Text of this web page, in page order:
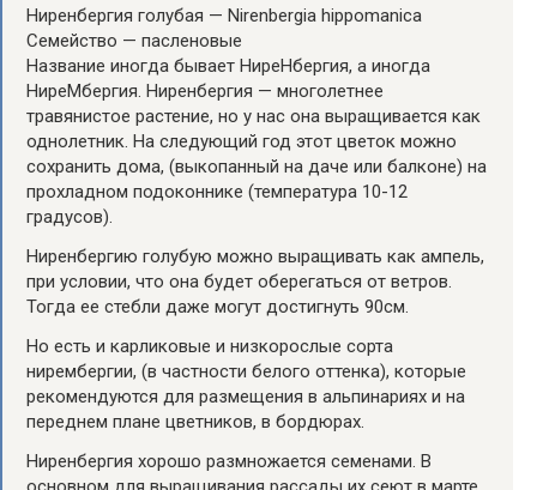
Ниренбергия голубая — Nirenbergia hippomanica
Семейство — пасленовые
Название иногда бывает НиреНбергия, а иногда
НиреМбергия. Ниренбергия — многолетнее
травянистое растение, но у нас она выращивается как
однолетник. На следующий год этот цветок можно
сохранить дома, (выкопанный на даче или балконе) на
прохладном подоконнике (температура 10-12
градусов).
Ниренбергию голубую можно выращивать как ампель,
при условии, что она будет оберегаться от ветров.
Тогда ее стебли даже могут достигнуть 90см.
Но есть и карликовые и низкорослые сорта
нирембергии, (в частности белого оттенка), которые
рекомендуются для размещения в альпинариях и на
переднем плане цветников, в бордюрах.
Ниренбергия хорошо размножается семенами. В